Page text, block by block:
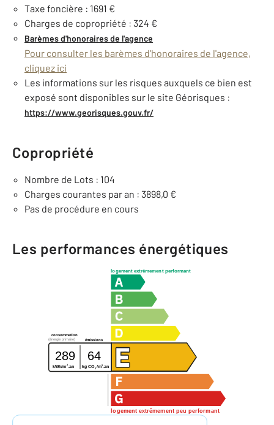
Taxe foncière : 1691 €
Charges de copropriété : 324 €
Barèmes d'honoraires de l'agence
Pour consulter les barèmes d'honoraires de l'agence,
cliquez ici
Les informations sur les risques auxquels ce bien est
exposé sont disponibles sur le site Géorisques :
https://www.georisques.gouv.fr/
Copropriété
Nombre de Lots : 104
Charges courantes par an : 3898,0 €
Pas de procédure en cours
Les performances énergétiques
logement extrêmement performant
logement extrêmement peu performant
consommation
émissions
(énergie primaire)
289 64
kWh/m2.an kg CO2/m2 .an